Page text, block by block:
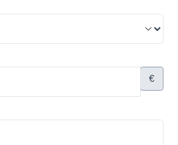
€